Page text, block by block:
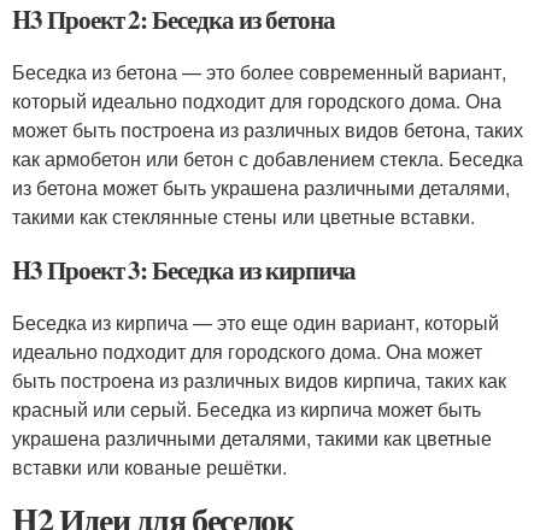
H3 Проект 2: Беседка из бетона
Беседка из бетона — это более современный вариант,
который идеально подходит для городского дома. Она
может быть построена из различных видов бетона, таких
как армобетон или бетон с добавлением стекла. Беседка
из бетона может быть украшена различными деталями,
такими как стеклянные стены или цветные вставки.
H3 Проект 3: Беседка из кирпича
Беседка из кирпича — это еще один вариант, который
идеально подходит для городского дома. Она может
быть построена из различных видов кирпича, таких как
красный или серый. Беседка из кирпича может быть
украшена различными деталями, такими как цветные
вставки или кованые решётки.
H2 Идеи для беседок